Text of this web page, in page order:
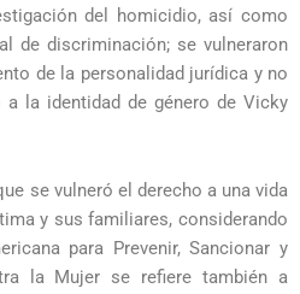
del homicidio, así como
de discriminación; se vulneraron
de la personalidad jurídica y no
la identidad de género de Vicky
se vulneró el derecho a una vida
y sus familiares, considerando
para Prevenir, Sancionar y
la Mujer se refiere también a